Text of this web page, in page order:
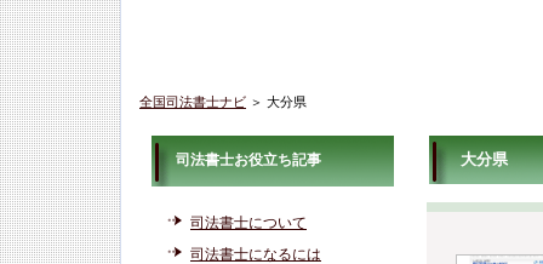
全国司法書士ナビ ＞ 大分県
大分県
司法書士お役立ち記事
司法書士について
司法書士になるには